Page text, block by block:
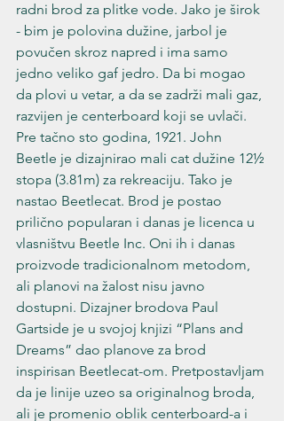
radni brod za plitke vode. Jako je širok
- bim je polovina dužine, jarbol je
povučen skroz napred i ima samo
jedno veliko gaf jedro. Da bi mogao
da plovi u vetar, a da se zadrži mali gaz,
razvijen je centerboard koji se uvlači.
Pre tačno sto godina, 1921. John
Beetle je dizajnirao mali cat dužine 12½
stopa (3.81m) za rekreaciju. Tako je
nastao Beetlecat. Brod je postao
prilično popularan i danas je licenca u
vlasništvu Beetle Inc. Oni ih i danas
proizvode tradicionalnom metodom,
ali planovi na žalost nisu javno
dostupni. Dizajner brodova Paul
Gartside je u svojoj knjizi “Plans and
Dreams” dao planove za brod
inspirisan Beetlecat-om. Pretpostavljam
da je linije uzeo sa originalnog broda,
ali je promenio oblik centerboard-a i